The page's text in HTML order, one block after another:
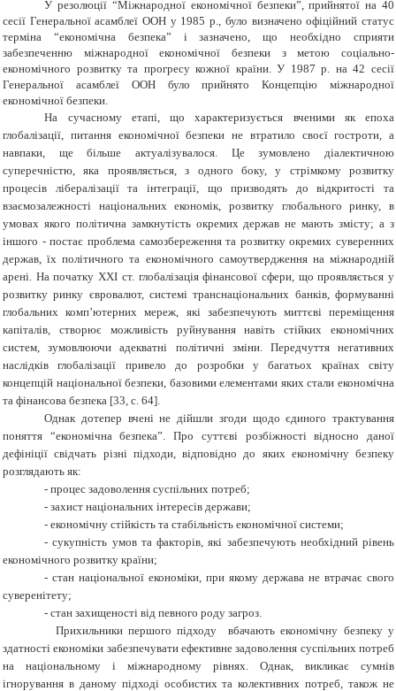
У резолюції “Міжнародної економічної безпеки”, прийнятої на 40
сесії Генеральної асамблеї ООН у 1985 р., було визначено офіційний статус
терміна “економічна безпека” і зазначено, що необхідно сприяти
забезпеченню міжнародної економічної безпеки з метою соціально-
економічного розвитку та прогресу кожної країни. У 1987 р. на 42 сесії
Генеральної асамблеї ООН було прийнято Концепцію міжнародної
економічної безпеки.
На сучасному етапі, що характеризується вченими як епоха
глобалізації, питання економічної безпеки не втратило своєї гостроти, а
навпаки, ще більше актуалізувалося. Це зумовлено діалектичною
суперечністю, яка проявляється, з одного боку, у стрімкому розвитку
процесів лібералізації та інтеграції, що призводять до відкритості та
взаємозалежності національних економік, розвитку глобального ринку, в
умовах якого політична замкнутість окремих держав не мають змісту; а з
іншого -постає проблема самозбереження та розвитку окремих суверенних
держав, їх політичного та економічного самоутвердження на міжнародній
арені. На початкуXXI ст. глобалізація фінансової сфери, що проявляється у
розвитку ринку євровалют, системі транснаціональних банків, формуванні
глобальних комп’ютерних мереж, які забезпечують миттєві переміщення
капіталів, створює можливість руйнування навіть стійких економічних
систем, зумовлюючи адекватні політичні зміни. Передчуття негативних
наслідків глобалізації привело до розробки у багатьох країнах світу
концепцій національної безпеки, базовими елементами яких стали економічна
та фінансова безпека [33, с. 64].
Однак дотепер вчені не дійшли згоди щодо єдиного трактування
поняття “економічна безпека”. Про суттєві розбіжності відносно даної
дефініції свідчать різні підходи, відповідно до яких економічну безпеку
розглядають як:
- процес задоволення суспільних потреб;
- захист національних інтересів держави;
- економічну стійкість та стабільність економічної системи;
- сукупність умов та факторів, які забезпечують необхідний рівень
економічного розвитку країни;
- стан національної економіки, при якому держава не втрачає свого
суверенітету;
- стан захищеності від певного роду загроз.
Прихильники першого підходу вбачають економічну безпеку у
здатності економіки забезпечувати ефективне задоволення суспільних потреб
на національному і міжнародному рівнях. Однак, викликає сумнів
ігнорування в даному підході особистих та колективних потреб, також не